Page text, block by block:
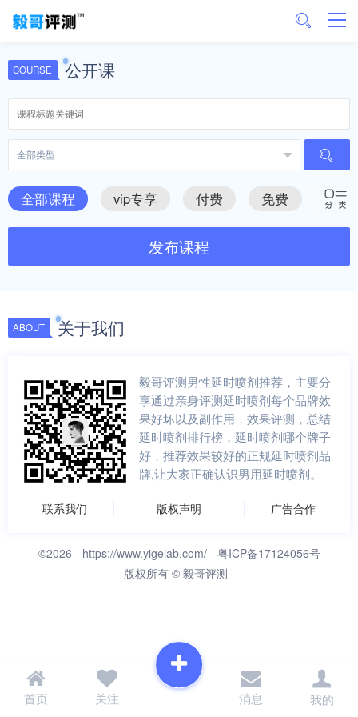
COURSE 公开课
全部课程 vip专享 付费 免费
发布课程
ABOUT 关于我们
毅哥评测男性延时喷剂推荐，主要分
享通过亲身评测延时喷剂每个品牌效
果好坏以及副作用，效果评测，总结
延时喷剂排行榜，延时喷剂哪个牌子
好，推荐效果较好的正规延时喷剂品
牌,让大家正确认识男用延时喷剂。
联系我们 版权声明 广告合作
©2026 - https://www.yigelab.com/- 粤ICP备17124056号
版权所有 © 毅哥评测
首页 关注 消息 我的